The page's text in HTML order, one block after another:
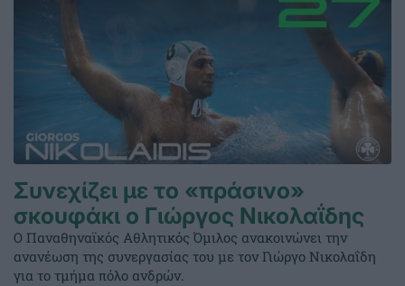
Συνεχίζει με το «πράσινο»
σκουφάκι ο Γιώργος Νικολαΐδης
Ο Παναθηναϊκός Αθλητικός Όμιλος ανακοινώνει την
ανανέωση της συνεργασίας του με τον Γιώργο Νικολαΐδη
για το τμήμα πόλο ανδρών.